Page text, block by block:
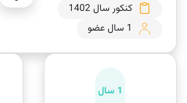
کنکور سال 1402
1 سال عضو
1 سال